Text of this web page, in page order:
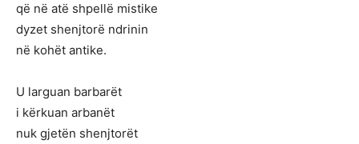
që në atë shpellë mistike
dyzet shenjtorë ndrinin
në kohët antike.
U larguan barbarët
i kërkuan arbanët
nuk gjetën shenjtorët